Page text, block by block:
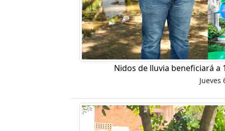
Nidos de lluvia beneficiará a
Jueves